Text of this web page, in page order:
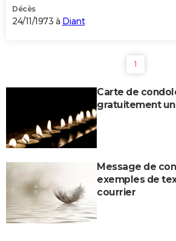
Décès
24/11/1973 à Diant
1
Carte de
gratuitement
Message de
exemples de
courrier